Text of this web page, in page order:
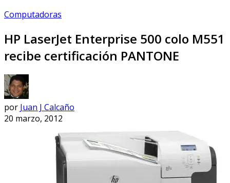
Computadoras
HP LaserJet Enterprise 500 colo M551
recibe certificación PANTONE
por Juan J Calcaño
20 marzo, 2012